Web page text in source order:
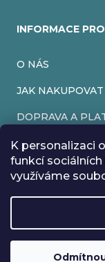
K personalizaci
funkcí
využíváme
Rádi bychom vás
máme z důvodu
budou vyřízeny co
INFORMACE
O NÁS
JAK NAKUPOVAT
DOPRAVA A
OBCHODNÍ
PODMÍNKY
VRÁCENÍ ZBOŽÍ